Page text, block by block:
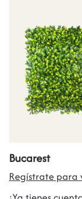
Bucarest
Regístrate para